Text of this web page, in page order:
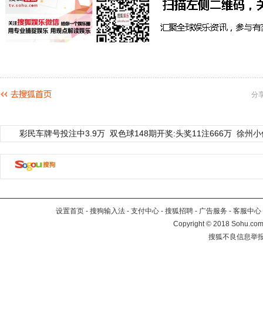
分
彩民车牌号投注中3.9万 双色球148期开奖:头奖11注666万 徐州
设置首页 - 搜狗输入法 - 支付中心 - 搜狐招聘 - 广告服务 - 客服中心
Copyright©2018
搜狐不良信息举